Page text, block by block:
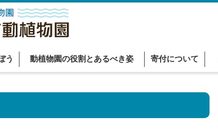
う 動植物園の役割とあるべき姿 寄付について